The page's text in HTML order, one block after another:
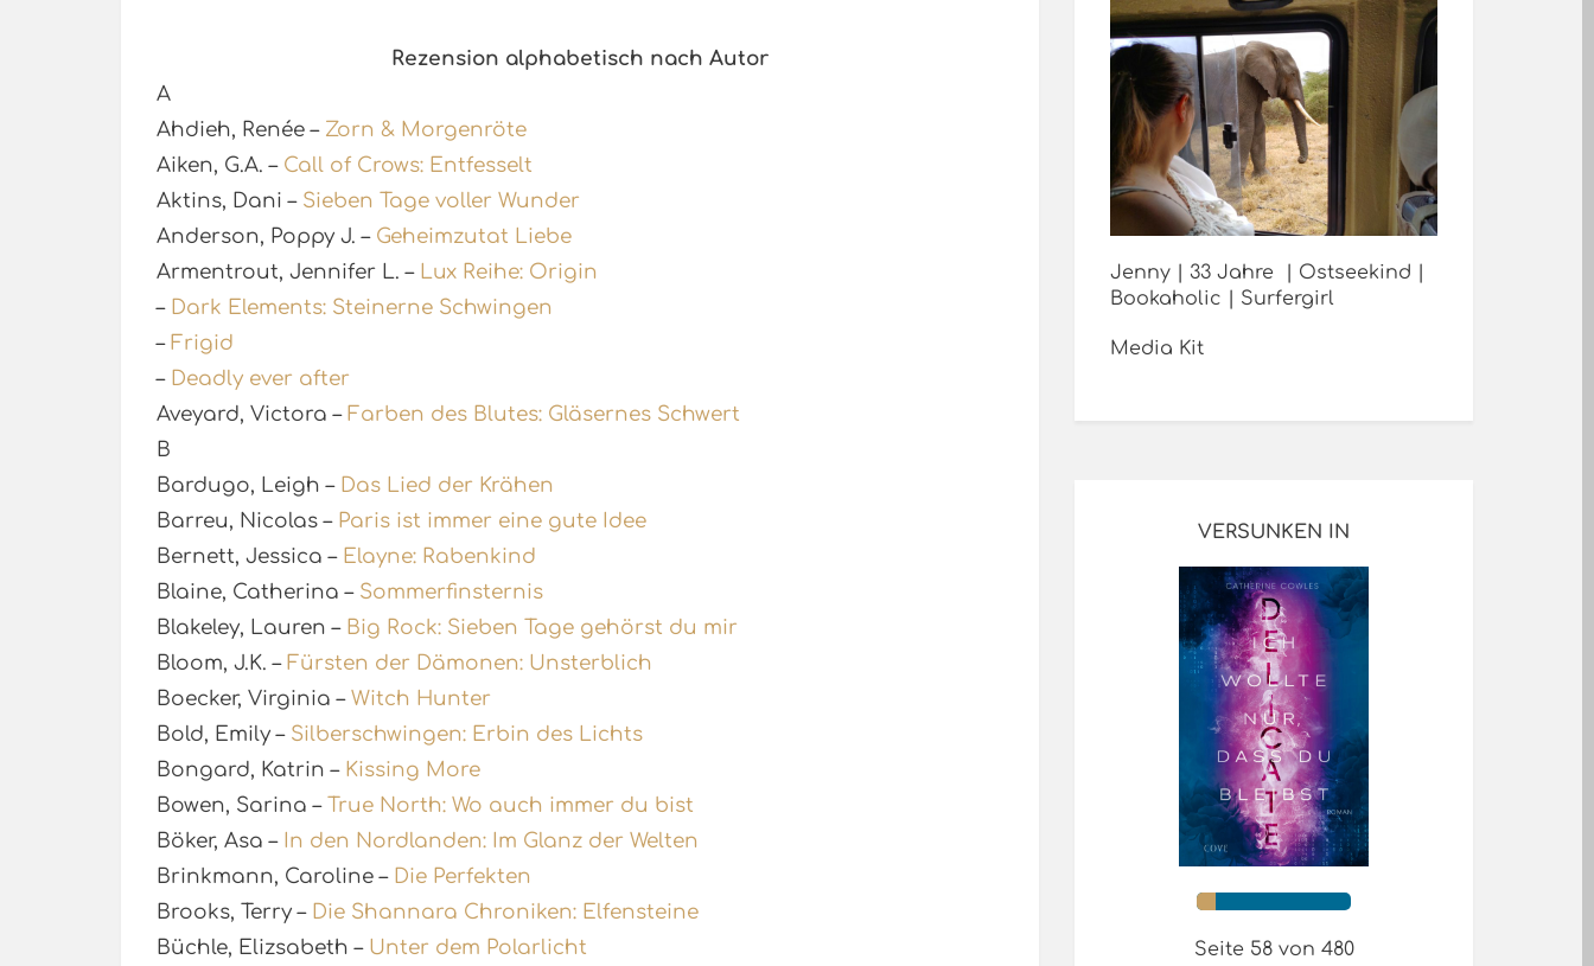
Rezension alphabetisch nach Autor
A
Ahdieh, Renée – Zorn & Morgenröte
Aiken, G.A. – Call of Crows: Entfesselt
Aktins, Dani – Sieben Tage voller Wunder
Anderson, Poppy J. – Geheimzutat Liebe
Armentrout, Jennifer L. – Lux Reihe: Origin
– Dark Elements: Steinerne Schwingen
– Frigid
– Deadly ever after
Aveyard, Victora – Farben des Blutes: Gläsernes Schwert
B
Bardugo, Leigh – Das Lied der Krähen
Barreu, Nicolas – Paris ist immer eine gute Idee
Bernett, Jessica – Elayne: Rabenkind
Blaine, Catherina – Sommerfinsternis
Blakeley, Lauren – Big Rock: Sieben Tage gehörst du mir
Bloom, J.K. – Fürsten der Dämonen: Unsterblich
Boecker, Virginia – Witch Hunter
Bold, Emily – Silberschwingen: Erbin des Lichts
Bongard, Katrin – Kissing More
Bowen, Sarina – True North: Wo auch immer du bist
Böker, Asa – In den Nordlanden: Im Glanz der Welten
Brinkmann, Caroline – Die Perfekten
Brooks, Terry – Die Shannara Chroniken: Elfensteine
Büchle, Elizsabeth – Unter dem Polarlicht
Jenny | 33 Jahre | Ostseekind |
Bookaholic | Surfergirl
Media Kit
VERSUNKEN IN
Seite 58 von 480